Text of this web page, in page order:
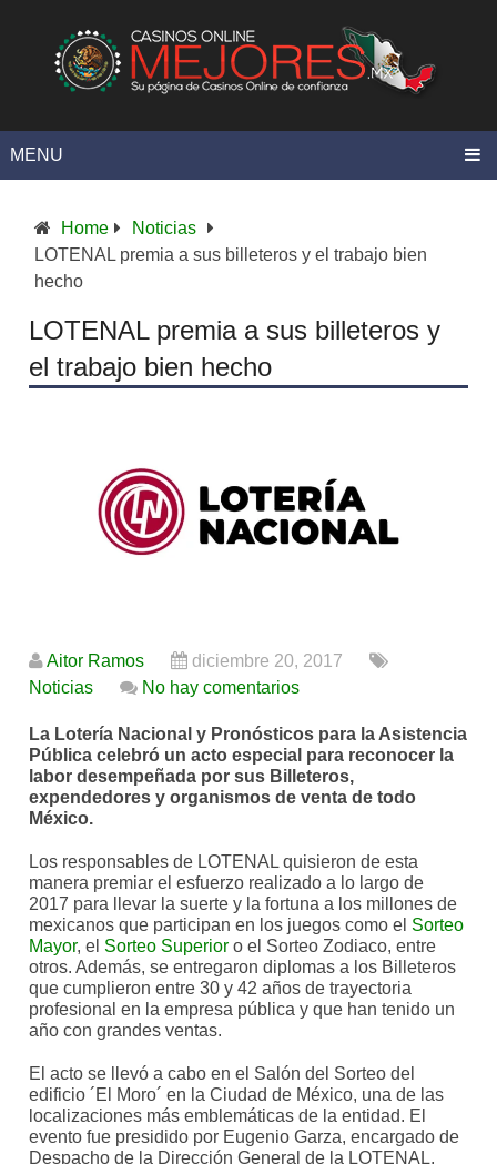
MENU
Home
Noticias
LOTENAL premia a sus billeteros y el trabajo bien
hecho
LOTENAL premia a sus billeteros y
el trabajo bien hecho
Aitor Ramos
diciembre 20, 2017
Noticias
No hay comentarios
La Lotería Nacional y Pronósticos para la Asistencia
Pública celebró un acto especial para reconocer la
labor desempeñada por sus Billeteros,
expendedores y organismos de venta de todo
México.
Los responsables de LOTENAL quisieron de esta
manera premiar el esfuerzo realizado a lo largo de
2017 para llevar la suerte y la fortuna a los millones de
mexicanos que participan en los juegos como el Sorteo
Mayor, el Sorteo Superior o el Sorteo Zodiaco, entre
otros. Además, se entregaron diplomas a los Billeteros
que cumplieron entre 30 y 42 años de trayectoria
profesional en la empresa pública y que han tenido un
año con grandes ventas.
El acto se llevó a cabo en el Salón del Sorteo del
edificio ´El Moro´ en la Ciudad de México, una de las
localizaciones más emblemáticas de la entidad. El
evento fue presidido por Eugenio Garza, encargado de
Despacho de la Dirección General de la LOTENAL,